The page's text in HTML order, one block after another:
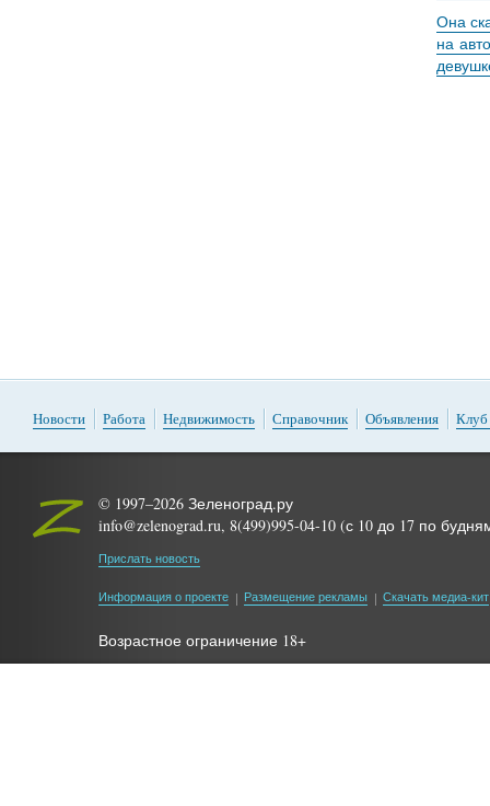
Она
на
Новости Работа Недвижимость Справочник Объявления Клуб
© 1997–2026 Зеленоград.ру
info@zelenograd.ru, 8(499)995-04-10 (с 10 до 17 по
Прислать новость
Информация о проекте Размещение рекламы Скачать медиа-кит
Возрастное ограничение 18+